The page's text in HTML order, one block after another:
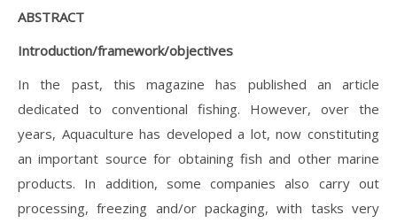
ABSTRACT
Introduction/framework/objectives
In the past, this magazine has published an article
dedicated to conventional fishing. However, over the
years, Aquaculture has developed a lot, now constituting
an important source for obtaining fish and other marine
products. In addition, some companies also carry out
processing, freezing and/or packaging, with tasks very